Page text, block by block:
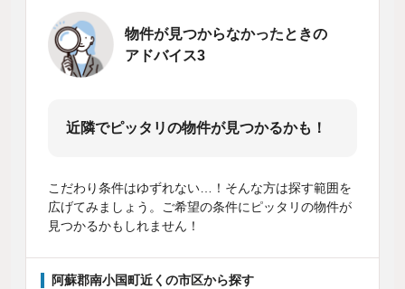
物件が見つからなかったときの
アドバイス3
近隣でピッタリの物件が見つかるかも！
こだわり条件はゆずれない…！そんな方は探す範囲を
広げてみましょう。ご希望の条件にピッタリの物件が
見つかるかもしれません！
阿蘇郡南小国町近くの市区から探す